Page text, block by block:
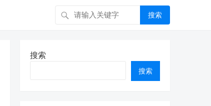
搜索
搜索
搜索